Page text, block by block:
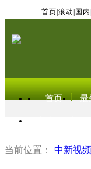
首页 滚动 国内
首页 最
当前位置： 中新视频